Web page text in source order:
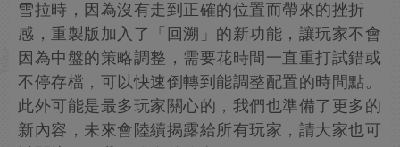
雪拉時，因為沒有走到正確的位置而帶來的挫折
感，重製版加入了「回溯」的新功能，讓玩家不會
因為中盤的策略調整，需要花時間一直重打試錯或
不停存檔，可以快速倒轉到能調整配置的時間點。
此外可能是最多玩家關心的，我們也準備了更多的
新內容，未來會陸續揭露給所有玩家，請大家也可